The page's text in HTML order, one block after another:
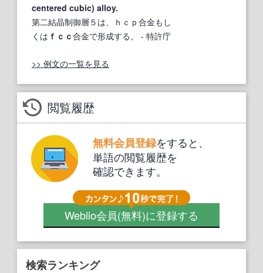
centered cubic) alloy.
第二結晶制御層５は、ｈｃｐ合金もし
くは ｆｃｃ合金で形成する。 - 特許庁
>> 例文の一覧を見る
閲覧履歴
無料会員登録をすると、
単語の閲覧履歴を
確認できます。
Weblio会員(無料)に登録する
検索ランキング